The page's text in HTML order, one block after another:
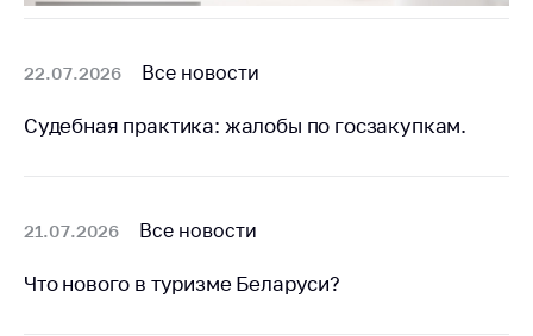
22.07.2026 Все новости
Судебная практика: жалобы по госзакупкам.
21.07.2026 Все новости
Что нового в туризме Беларуси?